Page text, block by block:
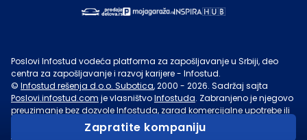
Zapratite kompaniju
Poslovi Infostud vodeća platforma za zapošljavanje u Srbiji, deo
centra za zapošljavanje i razvoj karijere - Infostud.
© Infostud rešenja d.o.o. Subotica, 2000 - 2026. Sadržaj sajta
Poslovi.infostud.com je vlasništvoInfostuda. Zabranjeno je njegovo
preuzimanje bez dozvoleInfostuda, zarad komercijalne upotrebe ili
u druge svrhe, osim za lične potrebe posetilaca sajta.